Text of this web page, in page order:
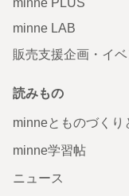
minne LAB
販売支援企画・イベ
読みもの
minneとものづくり
minne学習帖
ニュース